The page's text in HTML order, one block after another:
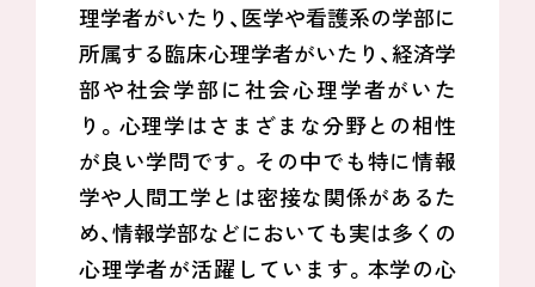
理学者がいたり、医学や看護系の学部に
所属する臨床心理学者がいたり、経済学
部や社会学部に社会心理学者がいた
り。心理学はさまざまな分野との相性
が良い学問です。その中でも特に情報
学や人間工学とは密接な関係があるた
め、情報学部などにおいても実は多くの
心理学者が活躍しています。本学の心